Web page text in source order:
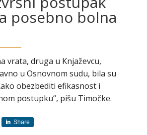
posebno bolna
vrata, druga u Knjaževcu,
u Osnovnom sudu, bila su
obezbediti efikasnost i
postupku“, pišu Timočke.
Share